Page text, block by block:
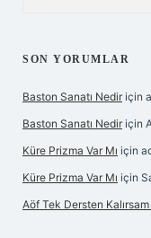
SON YORUMLAR
Baston Sanatı Nedir için
Baston Sanatı Nedir için
Küre Prizma Var Mı için
Küre Prizma Var Mı için
Aöf Tek Dersten